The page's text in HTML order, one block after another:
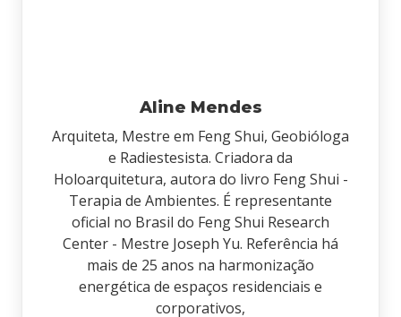
Aline Mendes
Arquiteta, Mestre em Feng Shui, Geobióloga
e Radiestesista. Criadora da
Holoarquitetura, autora do livro Feng Shui -
Terapia de Ambientes. É representante
oficial no Brasil do Feng Shui Research
Center - Mestre Joseph Yu. Referência há
mais de 25 anos na harmonização
energética de espaços residenciais e
corporativos,